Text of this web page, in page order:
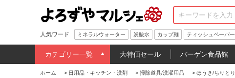
人気ワード ミネラルウォーター 炭酸水 カップ麺 ティッシュペーパー
カテゴリー一覧 大特価セール バーゲン食品館
ホーム > 日用品・キッチン・洗剤 > 掃除道具/洗濯用品 > ほうき/ちりとり